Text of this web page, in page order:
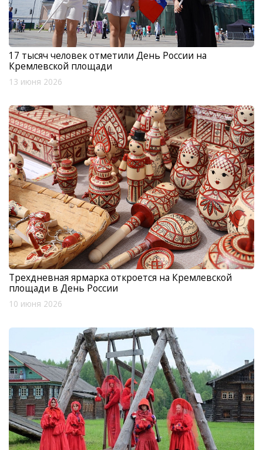
17 тысяч человек отметили День России на
Кремлевской площади
13 июня 2026
Трехдневная ярмарка откроется на Кремлевской
площади в День России
10 июня 2026